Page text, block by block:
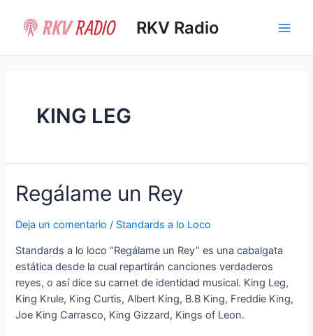
contenido
RKV Radio
KING LEG
Regálame un Rey
Deja un comentario / Standards a lo Loco
Standards a lo loco “Regálame un Rey” es una cabalgata
estática desde la cual repartirán canciones verdaderos
reyes, o así dice su carnet de identidad musical. King Leg,
King Krule, King Curtis, Albert King, B.B King, Freddie King,
Joe King Carrasco, King Gizzard, Kings of Leon.